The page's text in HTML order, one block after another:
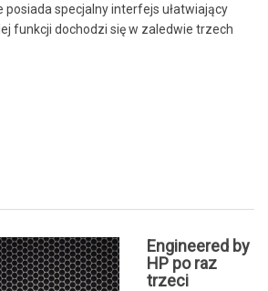
posiada specjalny interfejs ułatwiający
funkcji dochodzi się w zaledwie trzech
Engineered by
HP po raz
trzeci